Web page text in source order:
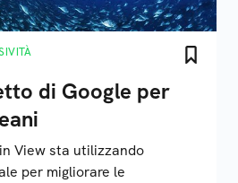
di Google per
View sta utilizzando
per migliorare le